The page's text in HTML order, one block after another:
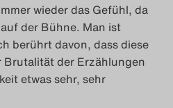
wieder das Gefühl, da
der Bühne. Man ist
berührt davon, dass diese
Brutalität der Erzählungen
etwas sehr, sehr